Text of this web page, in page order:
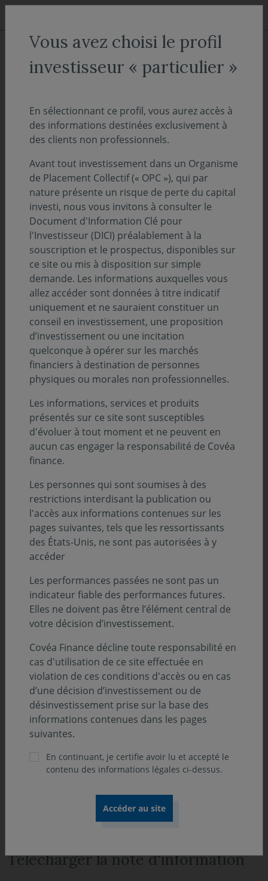
Aller au menu
Aller au contenu
ACCUEIL Actualités
Ajustements des règles et
méthodes de valorisation de
Covéa Actions Amérique
VIE DES FONDS 13 mars 2023
Temps de lecture :2 min
Vous êtes actionnaire de notre SICAV Covéa
Actions Amérique gérée par notre Société et
nous vous remercions de la confiance que
vous nous témoignez.
Covéa Actions Amérique
Part IC - FR0011120385
Part AC - FR0000934937
Par la présente et compte tenu de l’évolution baissière
du cours du titreSVB FINANCIAL GROUP(ISIN :
US78486Q1013) détenu à l’actif de votre SICAV, nous
tenons à vous informer que la cotation de cette valeur a
été suspendue depuis le dernier cours de clôture de
mars.
En conséquence de cette suspension et compte tenu du
risque de faillite de cette structure, il a été décidé dans
l’intérêt des porteurs, conformément aux règles et
méthodes de valorisation détaillées dans votre
prospectus, de valoriser cette position à 0 à compter de
Cette mesure reste en vigueur jusqu’à nouvel ordre. Elle
pourra être susceptible d’être adaptée en fonction de
l’évolution de la situation.
Pour plus de précisions concernant l’ajustement de
cette valorisation, nous vous invitons à vous
Télécharger la note d'information
Vous avez choisi le profil
investisseur « particulier »
En sélectionnant ce profil, vous aurez accès à
des informations destinées exclusivement à
des clients non professionnels.
Avant tout investissement dans un Organisme
de Placement Collectif (« OPC »), qui par
nature présente un risque de perte du capital
investi, nous vous invitons à consulter le
Document d'Information Clé pour
l'Investisseur (DICI) préalablement à la
souscription et le prospectus, disponibles sur
ce site ou mis à disposition sur simple
demande. Les informations auxquelles vous
allez accéder sont données à titre indicatif
uniquement et ne sauraient constituer un
conseil en investissement, une proposition
d’investissement ou une incitation
quelconque à opérer sur les marchés
financiers à destination de personnes
physiques ou morales non professionnelles.
Les informations, services et produits
présentés sur ce site sont susceptibles
d'évoluer à tout moment et ne peuvent en
aucun cas engager la responsabilité de Covéa
finance.
Les personnes qui sont soumises à des
restrictions interdisant la publication ou
l'accès aux informations contenues sur les
pages suivantes, tels que les ressortissants
des États-Unis, ne sont pas autorisées à y
accéder
Les performances passées ne sont pas un
indicateur fiable des performances futures.
Elles ne doivent pas être l’élément central de
votre décision d’investissement.
Covéa Finance décline toute responsabilité en
cas d'utilisation de ce site effectuée en
violation de ces conditions d'accès ou en cas
d’une décision d’investissement ou de
désinvestissement prise sur la base des
informations contenues dans les pages
suivantes.
En continuant, je certifie avoir lu et accepté le
contenu des informations légales ci-dessus.